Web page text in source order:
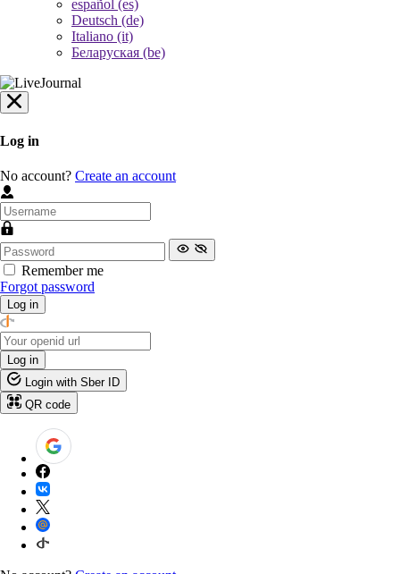
español (es)
Deutsch (de)
Italiano (it)
Беларуская (be)
Log in
No account? Create an account
Remember me
Forgot password
Log in
Log in
Login with Sber ID
QR code